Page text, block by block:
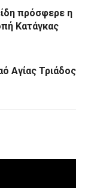
πρόσφερε η
Κατάγκας
Αγίας Τριάδος